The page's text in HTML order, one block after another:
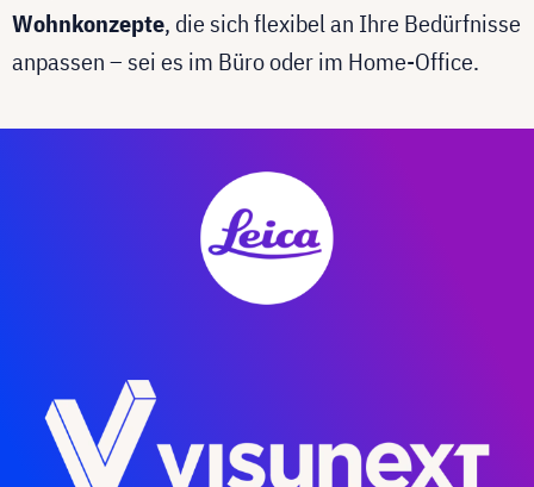
Wohnkonzepte, die sich flexibel an Ihre Bedürfnisse
anpassen – sei es im Büro oder im Home-Office.